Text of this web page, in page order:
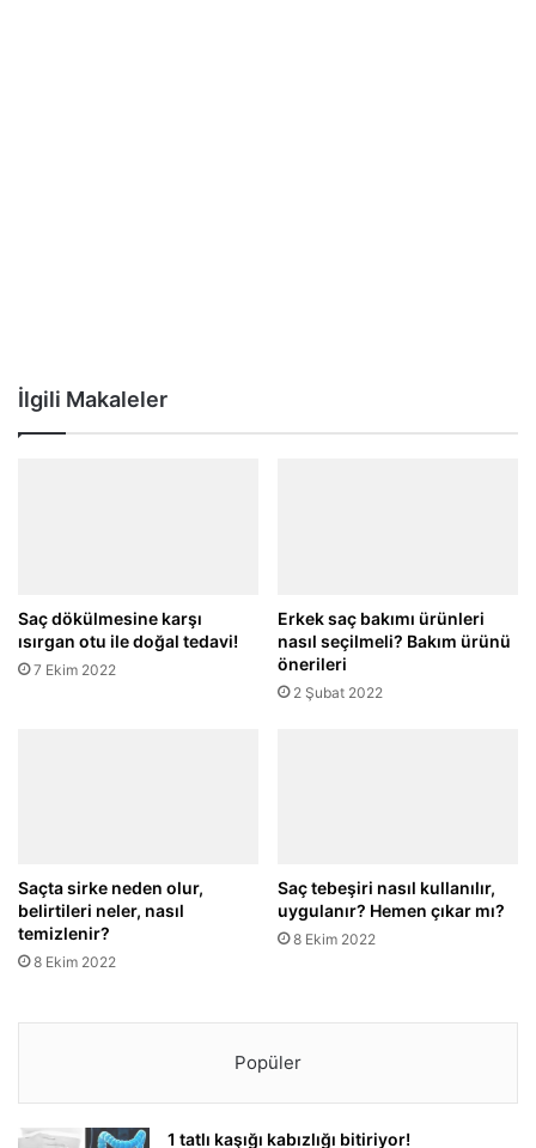
İlgili Makaleler
Saç dökülmesine karşı
ısırgan otu ile doğal tedavi!
7 Ekim 2022
Erkek saç bakımı ürünleri
nasıl seçilmeli? Bakım ürünü
önerileri
2 Şubat 2022
Saçta sirke neden olur,
belirtileri neler, nasıl
temizlenir?
8 Ekim 2022
Saç tebeşiri nasıl kullanılır,
uygulanır? Hemen çıkar mı?
8 Ekim 2022
Popüler
1 tatlı kaşığı kabızlığı bitiriyor!